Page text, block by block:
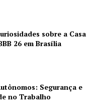
sobre a Casa
26 em Brasília
Segurança e
no Trabalho